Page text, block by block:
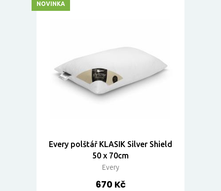
Every polštář KLASIK Silver Shield
50 x 70cm
Every
670 Kč
NOVINKA